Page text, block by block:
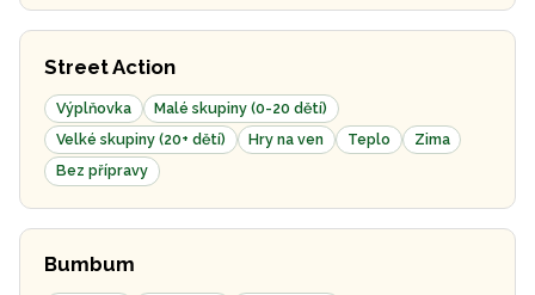
Street Action
Výplňovka
Malé skupiny (0-20 dětí)
Velké skupiny (20+ dětí)
Hry na ven Teplo
Zima
Bez přípravy
Bumbum